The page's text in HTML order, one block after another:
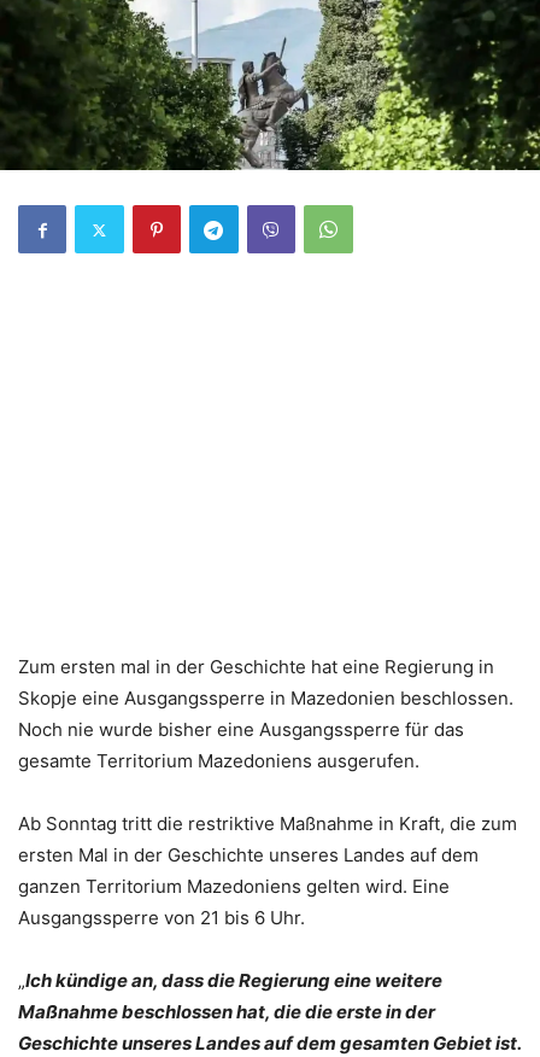
Zum ersten mal in der Geschichte hat eine Regierung in
Skopje eine Ausgangssperre in Mazedonien beschlossen.
Noch nie wurde bisher eine Ausgangssperre für das
gesamte Territorium Mazedoniens ausgerufen.
Ab Sonntag tritt die restriktive Maßnahme in Kraft, die zum
ersten Mal in der Geschichte unseres Landes auf dem
ganzen Territorium Mazedoniens gelten wird. Eine
Ausgangssperre von 21 bis 6 Uhr.
„Ich kündige an, dass die Regierung eine weitere
Maßnahme beschlossen hat, die die erste in der
Geschichte unseres Landes auf dem gesamten Gebiet ist.